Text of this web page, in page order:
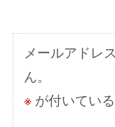
シ
ョ
ン
メールアドレ
ん。
※が付いてい